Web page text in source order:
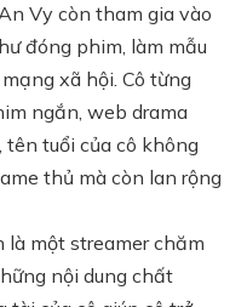
Vy còn tham gia vào
đóng phim, làm mẫu
xã hội. Cô từng
ngắn, web drama
tên tuổi của cô không
thủ mà còn lan rộng
là một streamer chăm
nội dung chất